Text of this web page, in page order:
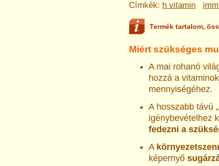
Címkék: h vitamin
Termék tartalom,
Miért szükséges
A mai rohanó
hozzá a
mennyiségéhez.
A hosszabb távú
igénybevételhez
fedezni a
A
képernyő